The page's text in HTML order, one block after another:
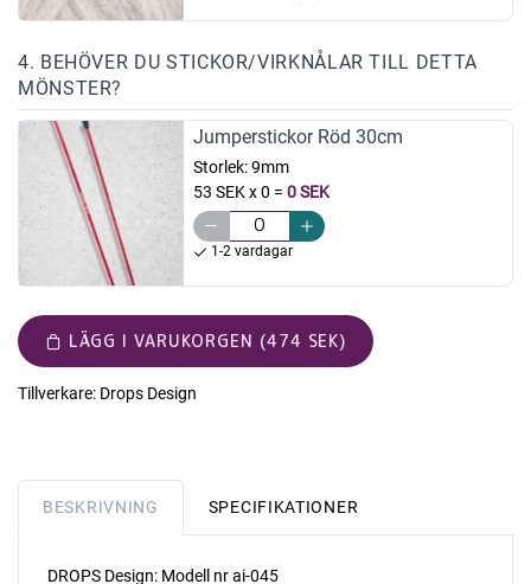
4. BEHÖVER DU STICKOR/VIRKNÅLAR TILL DETTA
MÖNSTER?
Jumperstickor Röd 30cm
Storlek:9mm
53 SEK x 0 = 0 SEK
1-2 vardagar
LÄGG I VARUKORGEN (474 SEK)
Tillverkare: Drops Design
BESKRIVNING SPECIFIKATIONER
DROPS Design: Modell nr ai-045